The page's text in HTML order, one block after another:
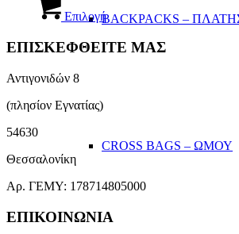
BACKPACKS –
CROSS BAGS – ΩΜΟΥ
230.00€
255.00€
Επιλογήτο
έχει
επιλεγούν
του
ΕΠΙΣΚΕΦΘΕΙΤΕ ΜΑΣ
Αντιγονιδών 8
(πλησίον Εγνατίας)
54630
Θεσσαλονίκη
Αρ. ΓΕΜΥ: 178714805000
ΕΠΙΚΟΙΝΩΝΙΑ